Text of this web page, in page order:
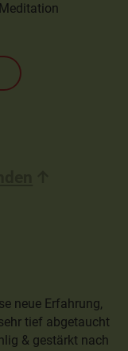
neue Erfahrung,
tief abgetaucht
& gestärkt nach